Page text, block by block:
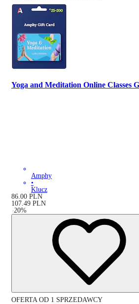
Yoga and Meditation Online Classes
Amphy
•
Klucz
86.00 PLN
107.49 PLN
-20%
OFERTA OD 1 SPRZEDAWCY